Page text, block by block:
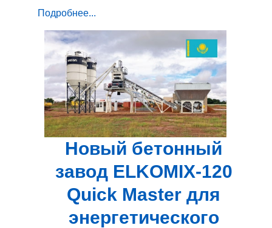
Подробнее...
Новый бетонный
завод ELKOMIX-120
Quick Master для
энергетического